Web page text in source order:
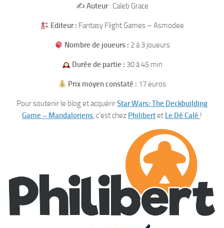
✍️ Auteur: Caleb Grace
Editeur : Fantasy Flight Games – Asmodee
Nombre de joueurs : 2 à 3 joueurs
Durée de partie : 30 à 45 min
Prix moyen constaté : 17 euros
Pour soutenir le blog et acquérirStar Wars: The Deckbuilding
Game – Mandaloriens, c’est chez Philibertet Le Dé Calé !